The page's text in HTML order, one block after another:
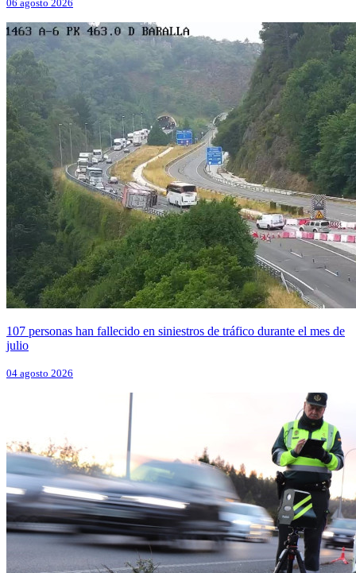
06 agosto 2026
107 personas han fallecido en siniestros de tráfico durante el mes de
julio
04 agosto 2026